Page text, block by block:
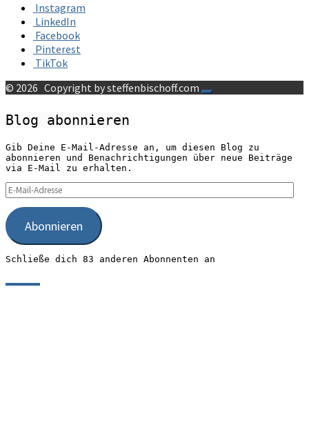
Instagram
LinkedIn
Facebook
Pinterest
TikTok
© 2026 Copyright by steffenbischoff.com
Blog abonnieren
Gib Deine E-Mail-Adresse an, um diesen Blog zu
abonnieren und Benachrichtigungen über neue Beiträge
via E-Mail zu erhalten.
E-
Mail-
Adresse
Abonnieren
Schließe dich 83 anderen Abonnenten an